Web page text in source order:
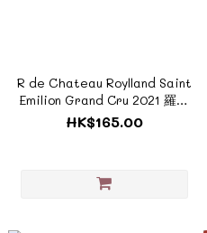
R de Chateau Roylland Saint
Emilion Grand Cru 2021 羅伊
蘭酒莊 《ZF1069》
HK$165.00